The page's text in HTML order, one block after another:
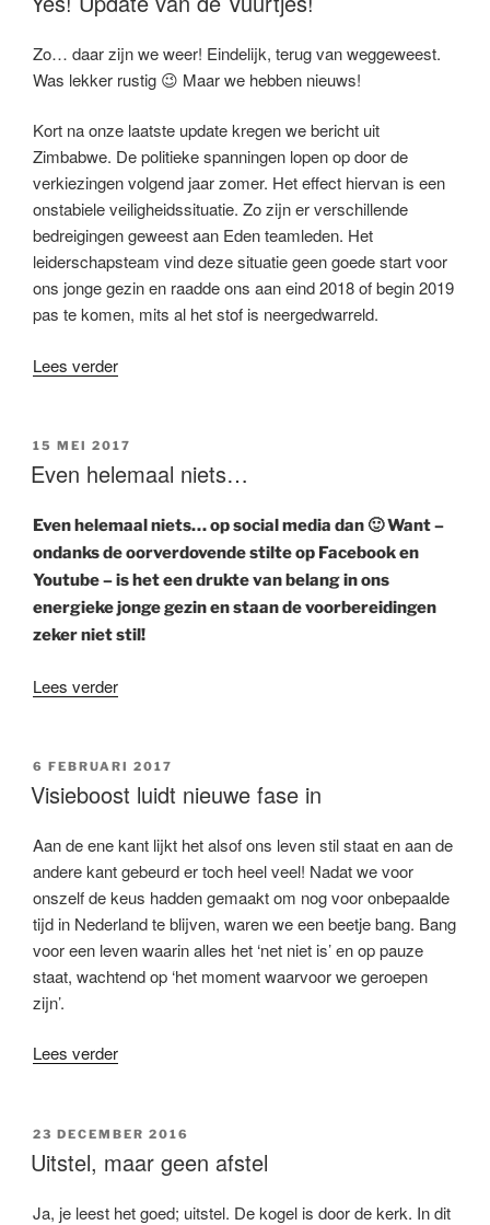
Zo… daar zijn we weer! Eindelijk, terug van weggeweest.
Was lekker rustig 😉 Maar we hebben nieuws!
Kort na onze laatste update kregen we bericht uit
Zimbabwe. De politieke spanningen lopen op door de
verkiezingen volgend jaar zomer. Het effect hiervan is een
onstabiele veiligheidssituatie. Zo zijn er verschillende
bedreigingen geweest aan Eden teamleden. Het
leiderschapsteam vind deze situatie geen goede start voor
ons jonge gezin en raadde ons aan eind 2018 of begin 2019
pas te komen, mits al het stof is neergedwarreld.
Lees verder“Yes!
de
Vuurtjes!”
GEPLAATST
OP
15 MEI 2017
Even helemaal niets…
Even helemaal niets… op social media dan 🙂 Want –
ondanks de oorverdovende stilte op Facebook en
Youtube – is het een drukte van belang in ons
energieke jonge gezin en staan de voorbereidingen
zeker niet stil!
Lees verder“Even
GEPLAATST
OP
6 FEBRUARI 2017
Visieboost luidt nieuwe fase in
Aan de ene kant lijkt het alsof ons leven stil staat en aan de
andere kant gebeurd er toch heel veel! Nadat we voor
onszelf de keus hadden gemaakt om nog voor onbepaalde
tijd in Nederland te blijven, waren we een beetje bang. Bang
voor een leven waarin alles het ‘net niet is’ en op pauze
staat, wachtend op ‘het moment waarvoor we geroepen
zijn’.
Lees verder“Visieboost
fase
in”
GEPLAATST
OP
23 DECEMBER 2016
Uitstel, maar geen afstel
Ja, je leest het goed; uitstel. De kogel is door de kerk. In dit